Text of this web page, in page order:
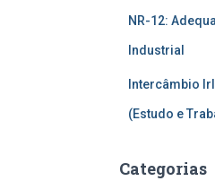
NR-12:
Industrial
Intercâmbio
(Estudo e
Categorias